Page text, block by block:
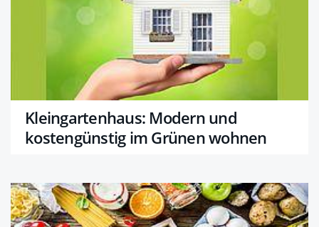
Kleingartenhaus: Modern und
kostengünstig im Grünen wohnen